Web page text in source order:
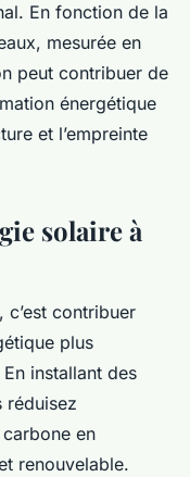
En fonction de la
mesurée en
peut contribuer de
énergétique
et l’empreinte
solaire à
c’est contribuer
plus
installant des
réduisez
en
renouvelable.